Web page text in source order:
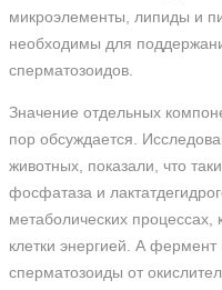
микроэлементы, липиды и
необходимы для
сперматозоидов.
Значение отдельных
пор обсуждается.
животных, показали, что
фосфатаза и
метаболических
клетки энергией. А
сперматозоиды от